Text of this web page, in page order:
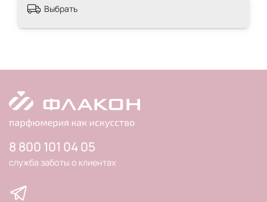
Выбрать
8 800 101 04 05
служба заботы о клиентах